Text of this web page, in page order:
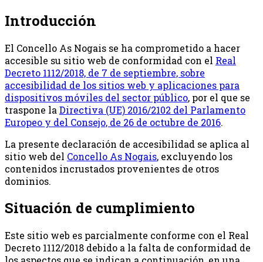
Introducción
El Concello As Nogais se ha comprometido a hacer
accesible su sitio web de conformidad con el Real
Decreto 1112/2018, de 7 de septiembre, sobre
accesibilidad de los sitios web y aplicaciones para
dispositivos móviles del sector público, por el que se
traspone la Directiva (UE) 2016/2102 del Parlamento
Europeo y del Consejo, de 26 de octubre de 2016.
La presente declaración de accesibilidad se aplica al
sitio web del Concello As Nogais, excluyendo los
contenidos incrustados provenientes de otros
dominios.
Situación de cumplimiento
Este sitio web es parcialmente conforme con el Real
Decreto 1112/2018 debido a la falta de conformidad de